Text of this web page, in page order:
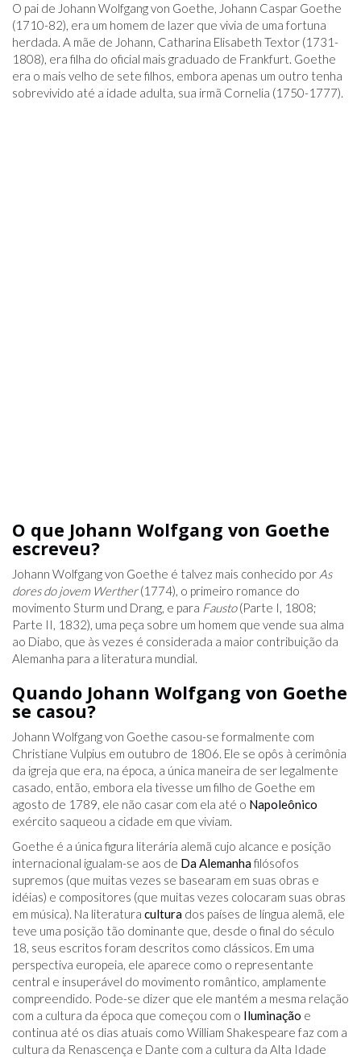
O pai de Johann Wolfgang von Goethe, Johann Caspar Goethe
(1710-82), era um homem de lazer que vivia de uma fortuna
herdada. A mãe de Johann, Catharina Elisabeth Textor (1731-
1808), era filha do oficial mais graduado de Frankfurt. Goethe
era o mais velho de sete filhos, embora apenas um outro tenha
sobrevivido até a idade adulta, sua irmã Cornelia (1750-1777).
O que Johann Wolfgang von Goethe
escreveu?
Johann Wolfgang von Goethe é talvez mais conhecido por As
dores do jovem Werther(1774), o primeiro romance do
movimento Sturm und Drang, e para Fausto(Parte I, 1808;
Parte II, 1832), uma peça sobre um homem que vende sua alma
ao Diabo, que às vezes é considerada a maior contribuição da
Alemanha para a literatura mundial.
Quando Johann Wolfgang von Goethe
se casou?
Johann Wolfgang von Goethe casou-se formalmente com
Christiane Vulpius em outubro de 1806. Ele se opôs à cerimônia
da igreja que era, na época, a única maneira de ser legalmente
casado, então, embora ela tivesse um filho de Goethe em
agosto de 1789, ele não casar com ela até o Napoleônico
exército saqueou a cidade em que viviam.
Goethe é a única figura literária alemã cujo alcance e posição
internacional igualam-se aos de Da Alemanhafilósofos
supremos (que muitas vezes se basearam em suas obras e
idéias) e compositores (que muitas vezes colocaram suas obras
em música). Na literatura cultura dos países de língua alemã, ele
teve uma posição tão dominante que, desde o final do século
18, seus escritos foram descritos como clássicos. Em uma
perspectiva europeia, ele aparece como o representante
central e insuperável do movimento romântico, amplamente
compreendido. Pode-se dizer que ele mantém a mesma relação
com a cultura da época que começou com o Iluminação e
continua até os dias atuais como William Shakespeare faz com a
cultura da Renascença e Dante com a cultura da Alta Idade